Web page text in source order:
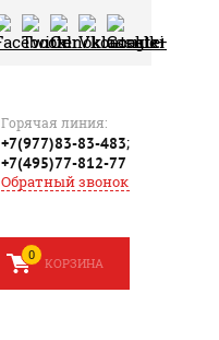
Горячая линия:
+7(977)83-83-483;
+7(495)77-812-77
Обратный звонок
КОРЗИНА
0